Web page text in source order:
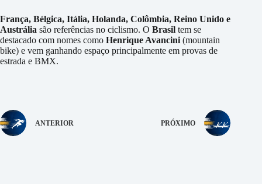
França, Bélgica, Itália, Holanda, Colômbia, Reino Unido e
Austrália são referências no ciclismo. O Brasil tem se
destacado com nomes como Henrique Avancini (mountain
bike) e vem ganhando espaço principalmente em provas de
estrada e BMX.
ANTERIOR PRÓXIMO